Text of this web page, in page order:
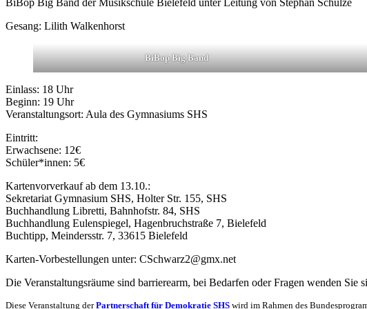
BiBop Big Band der Musikschule Bielefeld unter Leitung von Stephan Schulze
Gesang: Lilith Walkenhorst
BiBop Big Band
Einlass: 18 Uhr
Beginn: 19 Uhr
Veranstaltungsort: Aula des Gymnasiums SHS
Eintritt:
Erwachsene: 12€
Schüler*innen: 5€
Kartenvorverkauf ab dem 13.10.:
Sekretariat Gymnasium SHS, Holter Str. 155, SHS
Buchhandlung Libretti, Bahnhofstr. 84, SHS
Buchhandlung Eulenspiegel, Hagenbruchstraße 7, Bielefeld
Buchtipp, Meindersstr. 7, 33615 Bielefeld
Karten-Vorbestellungen unter: CSchwarz2@gmx.net
Die Veranstaltungsräume sind barrierearm, bei Bedarfen oder Fragen wenden Sie
Diese Veranstaltung der Partnerschaft für Demokratie SHS wird im Rahmen des